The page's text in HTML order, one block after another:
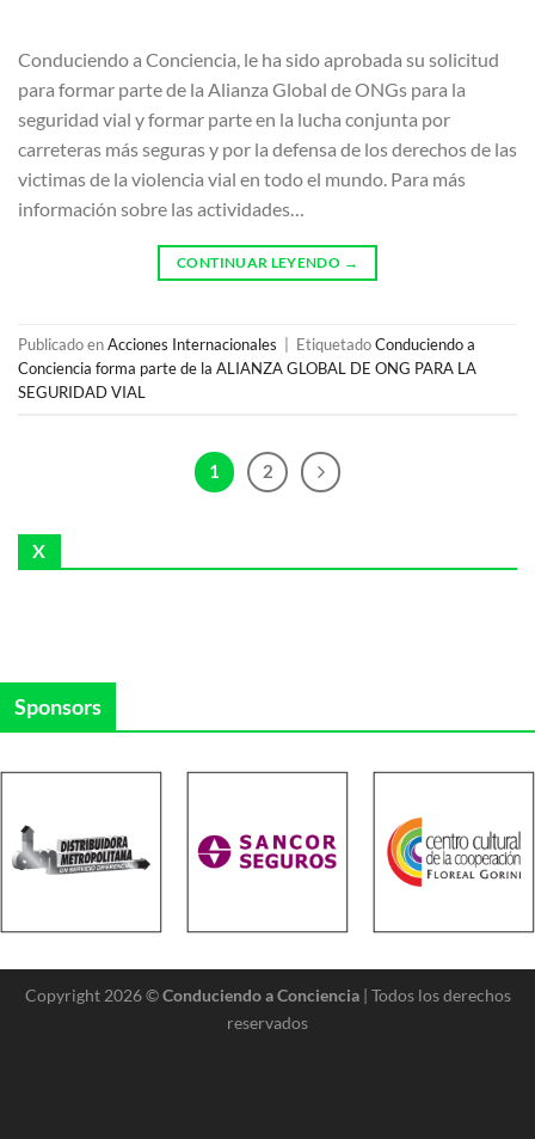
Conduciendo a Conciencia, le ha sido aprobada su solicitud
para formar parte de la Alianza Global de ONGs para la
seguridad vial y formar parte en la lucha conjunta por
carreteras más seguras y por la defensa de los derechos de las
victimas de la violencia vial en todo el mundo. Para más
información sobre las actividades…
CONTINUAR LEYENDO →
Publicado enAcciones Internacionales EtiquetadoConduciendo a
Conciencia forma parte de la ALIANZA GLOBAL DE ONG PARA LA
SEGURIDAD VIAL
1 2
X
Sponsors
Copyright 2026 ©Conduciendo a Conciencia| Todos los derechos
reservados